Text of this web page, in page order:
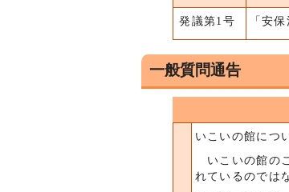
発議第1号 「安
一般質問通告
いこいの館につ
いこいの館の
れているのでは